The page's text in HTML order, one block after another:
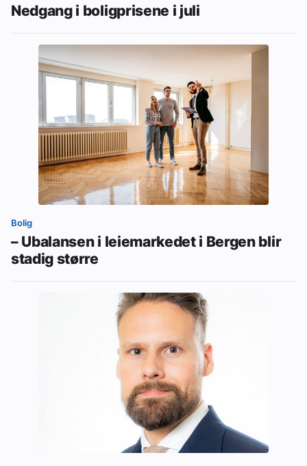
Nedgang i boligprisene i juli
Bolig
– Ubalansen i leiemarkedet i Bergen blir
stadig større